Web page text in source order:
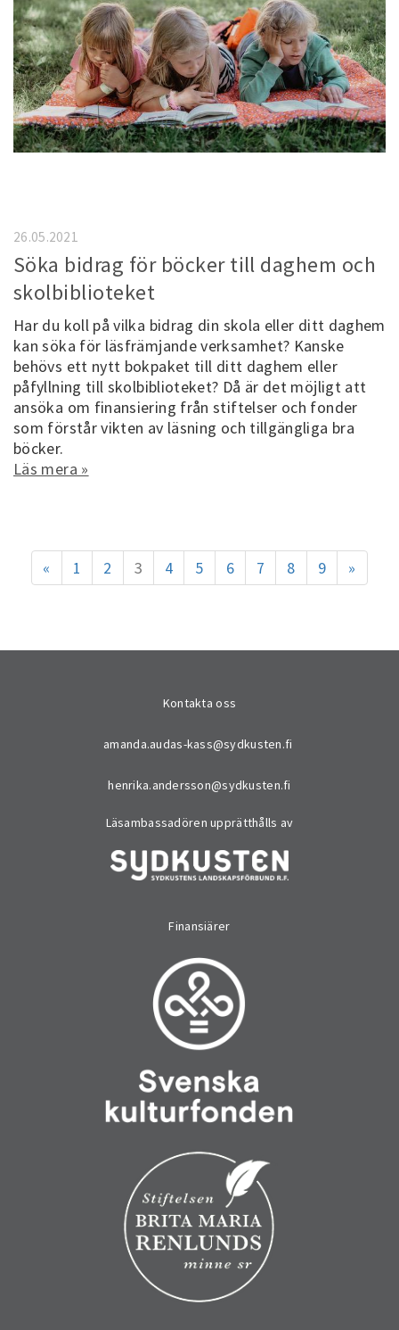
Söka bidrag för böcker till daghem och
skolbiblioteket
Har du koll på vilka bidrag din skola eller ditt daghem
kan söka för läsfrämjande verksamhet? Kanske
behövs ett nytt bokpaket till ditt daghem eller
påfyllning till skolbiblioteket? Då är det möjligt att
ansöka om finansiering från stiftelser och fonder
som förstår vikten av läsning och tillgängliga bra
böcker.
Läs mera »
26.05.2021
« 1 2 3 4 5 6 7 8 9 »
Kontakta oss
amanda.audas-kass@sydkusten.fi
henrika.andersson@sydkusten.fi
Läsambassadören upprätthålls av
Finansiärer